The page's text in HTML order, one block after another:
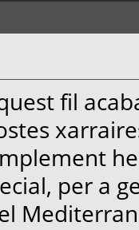
fil
per a